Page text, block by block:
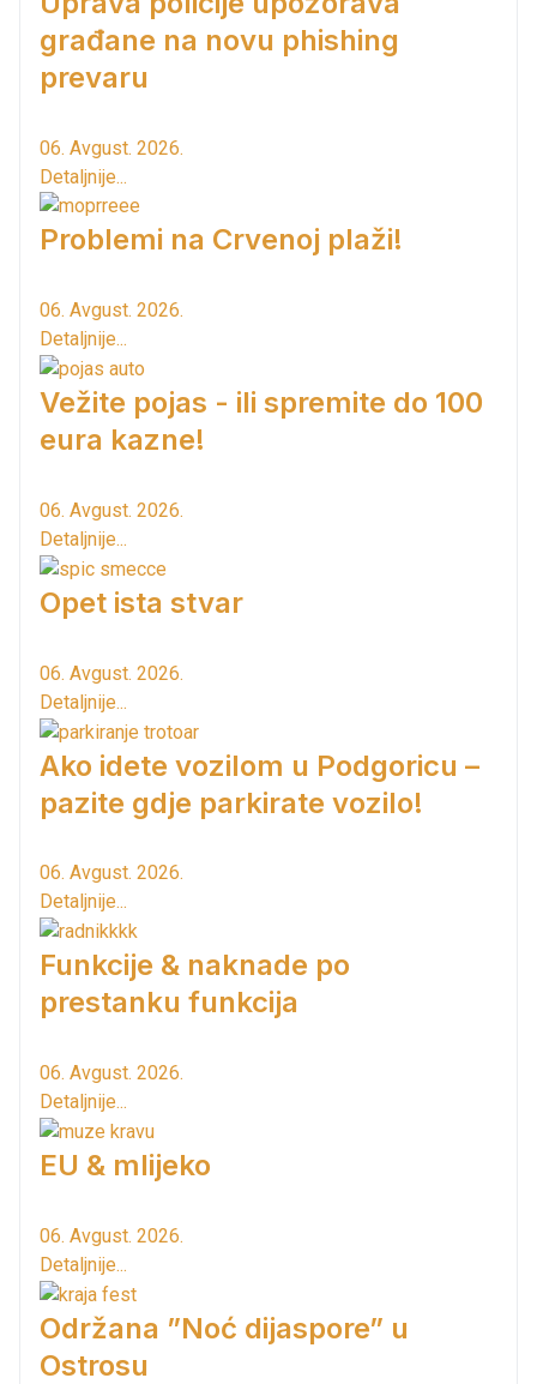
građane na novu phishing
prevaru
06. Avgust. 2026.
Detaljnije...
Problemi na Crvenoj plaži!
06. Avgust. 2026.
Detaljnije...
Vežite pojas - ili spremite do 100
eura kazne!
06. Avgust. 2026.
Detaljnije...
Opet ista stvar
06. Avgust. 2026.
Detaljnije...
Ako idete vozilom u Podgoricu –
pazite gdje parkirate vozilo!
06. Avgust. 2026.
Detaljnije...
Funkcije & naknade po
prestanku funkcija
06. Avgust. 2026.
Detaljnije...
EU & mlijeko
06. Avgust. 2026.
Detaljnije...
Održana ”Noć dijaspore” u
Ostrosu